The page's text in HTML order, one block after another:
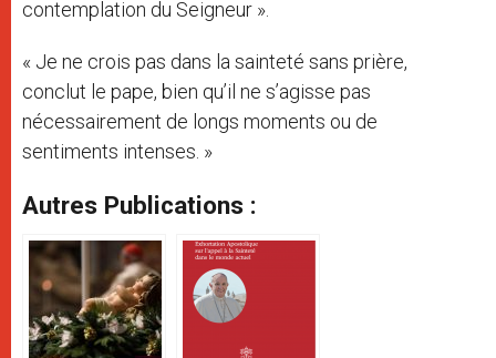
contemplation du Seigneur ».
« Je ne crois pas dans la sainteté sans prière,
conclut le pape, bien qu’il ne s’agisse pas
nécessairement de longs moments ou de
sentiments intenses. »
Autres Publications :